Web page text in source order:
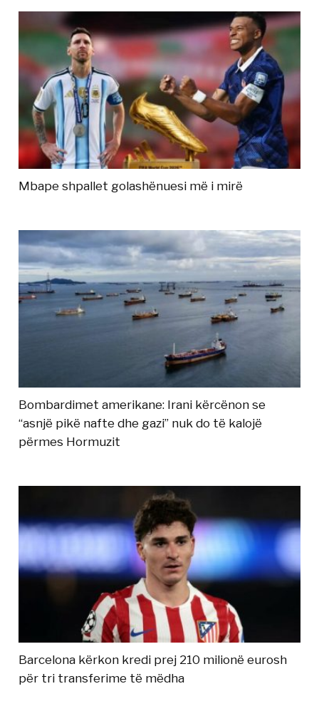
Mbape shpallet golashënuesi më i mirë
Bombardimet amerikane: Irani kërcënon se
“asnjë pikë nafte dhe gazi” nuk do të kalojë
përmes Hormuzit
Barcelona kërkon kredi prej 210 milionë eurosh
për tri transferime të mëdha